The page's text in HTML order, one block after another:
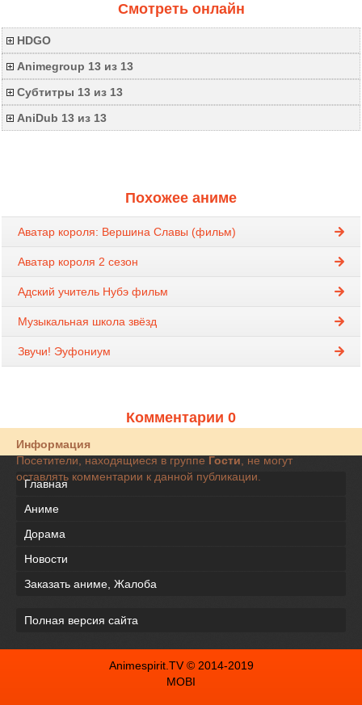
Смотреть онлайн
HDGO
Animegroup 13 из 13
Субтитры 13 из 13
AniDub 13 из 13
Похожее аниме
Аватар короля: Вершина Славы (фильм)
Аватар короля 2 сезон
Адский учитель Нубэ фильм
Музыкальная школа звёзд
Звучи! Эуфониум
Комментарии 0
Информация
Посетители, находящиеся в группе Гости , не могут
оставлять комментарии к данной публикации.
Главная
Аниме
Дорама
Новости
Заказать аниме, Жалоба
Полная версия сайта
Animespirit.TV © 2014-2019
MOBI